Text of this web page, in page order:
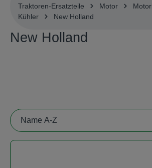
Traktoren-Ersatzteile
Motor
Kühler
New Holland
New Holland